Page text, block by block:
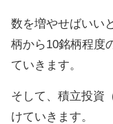
数を増やせばいい
柄から10銘柄程度
ていきます。
そして、積立投資
けていきます。